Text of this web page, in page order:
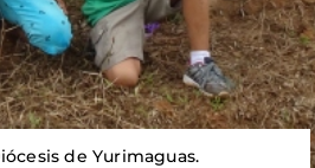
de Yurimaguas.